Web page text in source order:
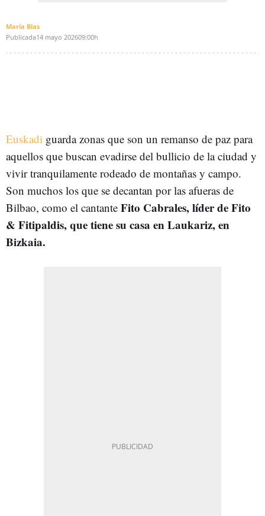
María Blas
Publicada14 mayo 202609:00h
Euskadi guarda zonas que son un remanso de paz para
aquellos que buscan evadirse del bullicio de la ciudad y
vivir tranquilamente rodeado de montañas y campo.
Son muchos los que se decantan por las afueras de
Bilbao, como el cantante Fito Cabrales, líder de Fito
& Fitipaldis, que tiene su casa en Laukariz, en
Bizkaia.